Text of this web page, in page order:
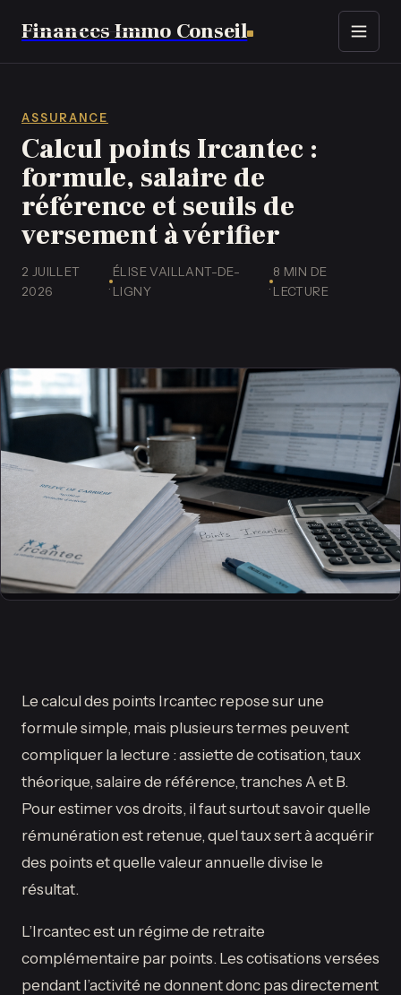
Finances Immo Conseil
Immobilier
Finance
Assurance
Business
Emploi
ASSURANCE
Calcul points Ircantec :
formule, salaire de
référence et seuils de
versement à vérifier
2 JUILLET
2026
·
ÉLISE VAILLANT-DE-
LIGNY
·
8 MIN DE
LECTURE
Le calcul des points Ircantec repose sur une
formule simple, mais plusieurs termes peuvent
compliquer la lecture : assiette de cotisation, taux
théorique, salaire de référence, tranches A et B.
Pour estimer vos droits, il faut surtout savoir quelle
rémunération est retenue, quel taux sert à acquérir
des points et quelle valeur annuelle divise le
résultat.
L’Ircantec est un régime de retraite
complémentaire par points. Les cotisations versées
pendant l’activité ne donnent donc pas directement